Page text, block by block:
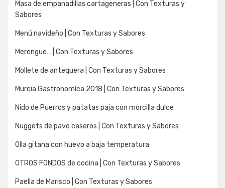
Masa de empanadillas cartageneras | Con Texturas y
Sabores
Menú navideño | Con Texturas y Sabores
Merengue… | Con Texturas y Sabores
Mollete de antequera | Con Texturas y Sabores
Murcia Gastronomíca 2018 | Con Texturas y Sabores
Nido de Puerros y patatas paja con morcilla dulce
Nuggets de pavo caseros | Con Texturas y Sabores
Olla gitana con huevo a baja temperatura
OTROS FONDOS de cocina | Con Texturas y Sabores
Paella de Marisco | Con Texturas y Sabores